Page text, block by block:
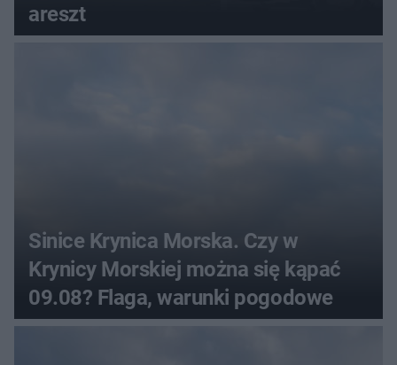
areszt
Sinice Krynica Morska. Czy w
Krynicy Morskiej można się kąpać
09.08? Flaga, warunki pogodowe